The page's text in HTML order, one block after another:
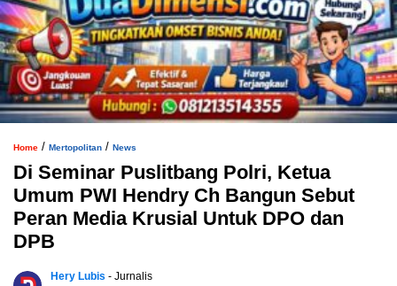
Home / Mertopolitan / News
Di Seminar Puslitbang Polri, Ketua
Umum PWI Hendry Ch Bangun Sebut
Peran Media Krusial Untuk DPO dan
DPB
Hery Lubis - Jurnalis